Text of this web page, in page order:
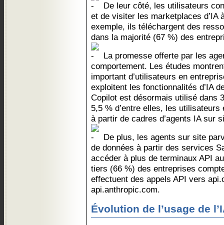
De leur côté, les utilisateurs
et de visiter les marketplaces d’IA
exemple, ils téléchargent des
dans la majorité (67 %) des
La promesse offerte par les
comportement. Les études
important d’utilisateurs en
exploitent les fonctionnalités d’IA
Copilot est désormais utilisé dans
5,5 % d’entre elles, les
à partir de cadres d’agents IA sur
De plus, les agents sur site
de données à partir des services
accéder à plus de terminaux API
tiers (66 %) des entreprises
effectuent des appels API vers
api.anthropic.com.
Évolution de l’usage de